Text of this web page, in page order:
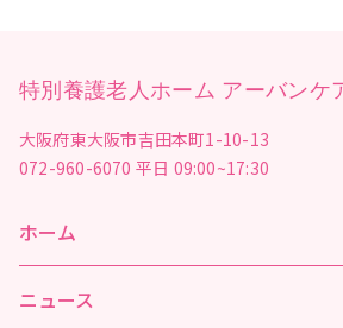
特別養護老人ホーム アーバンケ
大阪府東大阪市吉田本町1-10-13
072-960-6070 平日 09:00~17:30
ホーム
ニュース